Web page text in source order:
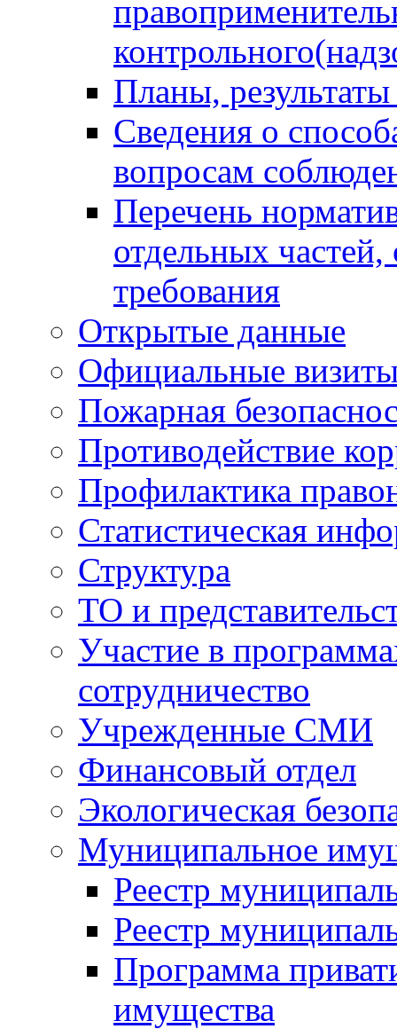
Планы,
Сведения о
вопросам
Перечень
отдельных
требования
Открытые данные
Официальные
Пожарная
Противодействие
Профилактика
Статистическая
Структура
ТО и
Участие в
сотрудничество
Учрежденные СМИ
Финансовый отдел
Экологическая
Муниципальное
Реестр
Реестр
Программа
имущества